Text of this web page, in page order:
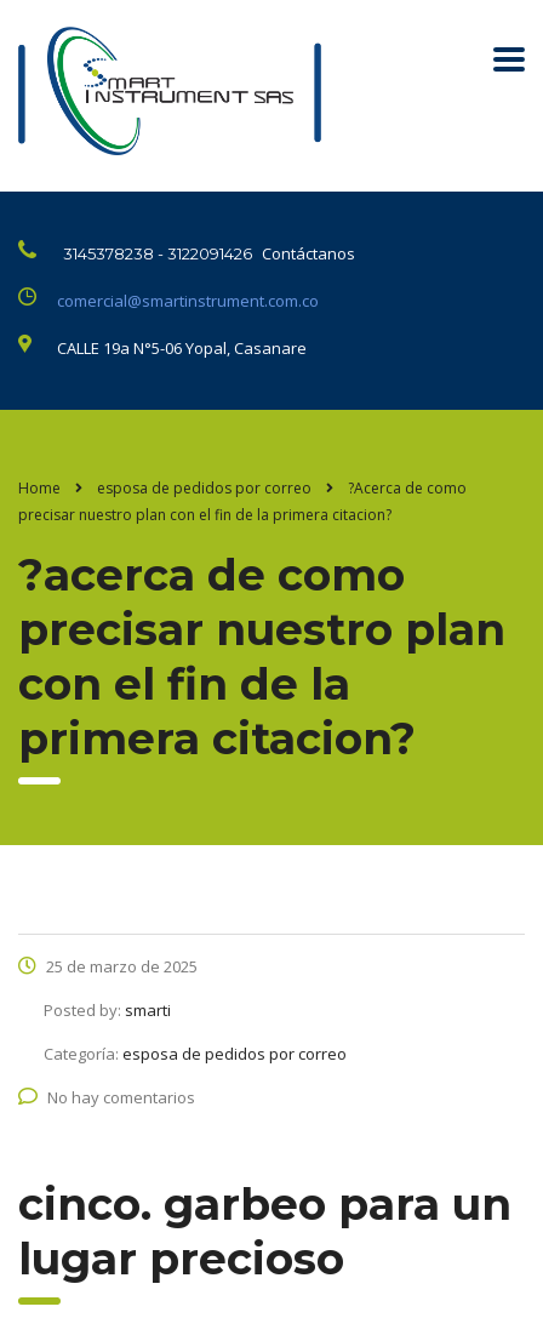
3145378238 - 3122091426 Contáctanos
comercial@smartinstrument.com.co
CALLE 19a N°5-06 Yopal, Casanare
Home esposa de pedidos por correo
?Acerca de como
precisar nuestro plan con el fin de la primera citacion?
?acerca de como
precisar nuestro plan
con el fin de la
primera citacion?
25 de marzo de 2025
Posted by: smarti
Categoría: esposa de pedidos por correo
No hay comentarios
cinco. garbeo para un
lugar precioso